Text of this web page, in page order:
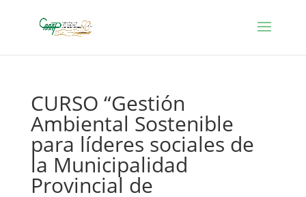
CURSO “Gestión
Ambiental Sostenible
para líderes sociales de
la Municipalidad
Provincial de